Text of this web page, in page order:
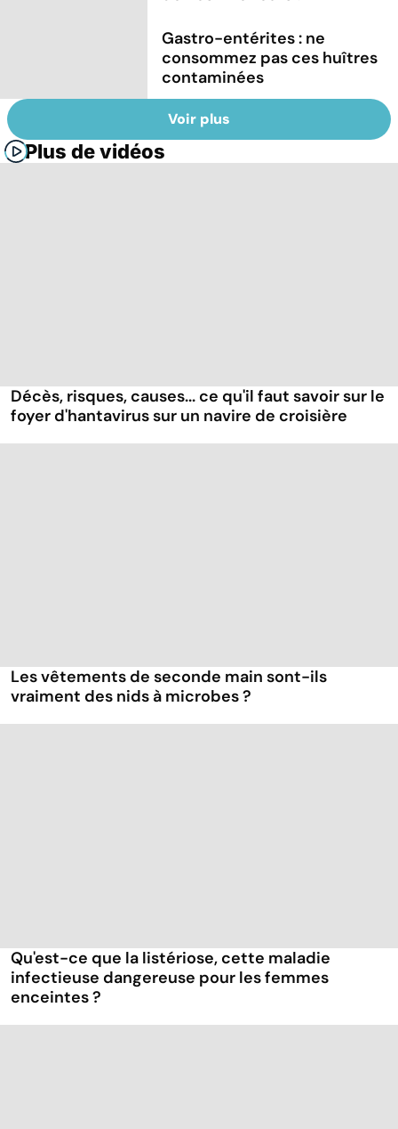
Gastro-entérites : ne
consommez pas ces huîtres
contaminées
Voir plus
Plus de vidéos
Décès, risques, causes... ce qu'il faut savoir sur le
foyer d'hantavirus sur un navire de croisière
Les vêtements de seconde main sont-ils
vraiment des nids à microbes ?
Qu'est-ce que la listériose, cette maladie
infectieuse dangereuse pour les femmes
enceintes ?